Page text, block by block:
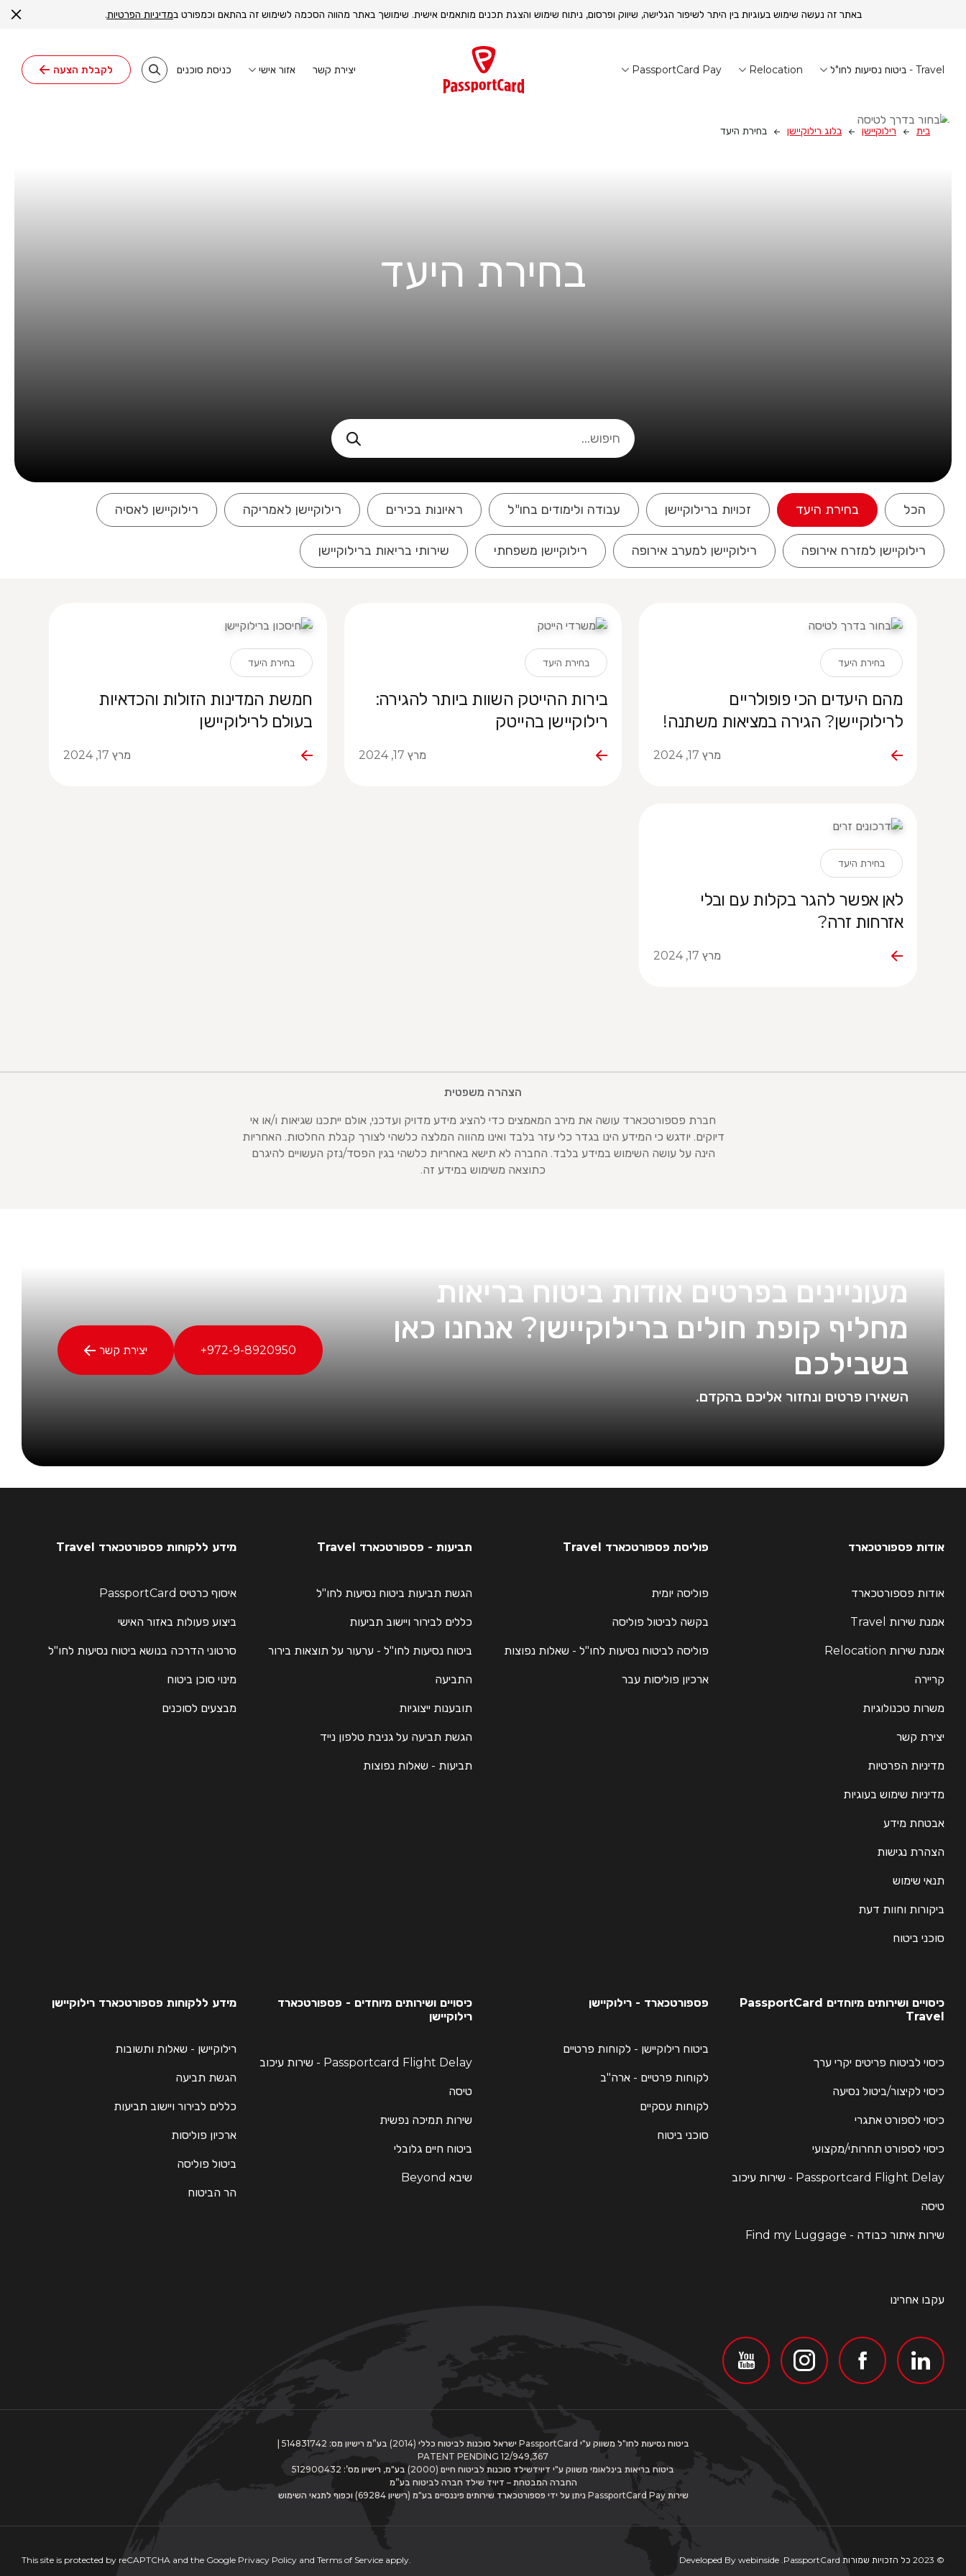
באתר זה נעשה שימוש בעוגיות בין היתר לשיפור הגלישה, שיווק ופרסום, ניתוח שימוש והצגת תכנים מותאמים אישית. שימושך באתר מהווה הסכמה לשימוש זה בהתאם וכמפורט במדיניות הפרטיות.
Travel - ביטוח נסיעות לחו"ל Relocation
PassportCard Pay יצירת קשר אזור אישי כניסת סוכנים לקבלת הצעה
בית רילוקיישן בלוג רילוקיישן בחירת היעד
בחירת היעד
הכל בחירת היעד זכויות ברילוקיישן עבודה ולימודים בחו"ל ראיונות בכירים רילוקיישן לאמריקה רילוקיישן לאסיה
רילוקיישן למזרח אירופה רילוקיישן למערב אירופה רילוקיישן משפחתי שירותי בריאות ברילוקיישן
בחירת היעד
מהם היעדים הכי פופולריים
לרילוקיישן? הגירה במציאות משתנה!
מרץ 17, 2024
בחירת היעד
בירות ההייטק השוות ביותר להגירה:
רילוקיישן בהייטק
מרץ 17, 2024
בחירת היעד
חמשת המדינות הזולות והכדאיות
בעולם לרילוקיישן
מרץ 17, 2024
בחירת היעד
לאן אפשר להגר בקלות עם ובלי
אזרחות זרה?
מרץ 17, 2024
הצהרה משפטית
חברת פספורטכארד עושה את מירב המאמצים כדי להציג מידע מדויק ועדכני, אולם ייתכנו שגיאות ו/או אי
דיוקים. יודגש כי המידע הינו בגדר כלי עזר בלבד ואינו מהווה המלצה כלשהי לצורך קבלת החלטות. האחריות
הינה על עושה השימוש במידע בלבד. החברה לא תישא באחריות כלשהי בגין הפסד/נזק העשויים להיגרם
כתוצאה משימוש במידע זה.
מעוניינים בפרטים אודות ביטוח בריאות
מחליף קופת חולים ברילוקיישן? אנחנו כאן
בשבילכם
השאירו פרטים ונחזור אליכם בהקדם.
972-9-8920950+ יצירת קשר
אודות פספורטכארד
אודות פספורטכארד
אמנת שירות Travel
אמנת שירות Relocation
קריירה
משרות טכנולוגיות
יצירת קשר
מדיניות הפרטיות
מדיניות שימוש בעוגיות
אבטחת מידע
הצהרת נגישות
תנאי שימוש
ביקורות וחוות דעת
סוכני ביטוח
פוליסת פספורטכארד Travel
פוליסה יומית
בקשה לביטול פוליסה
פוליסה לביטוח נסיעות לחו"ל - שאלות נפוצות
ארכיון פוליסות עבר
תביעות - פספורטכארד Travel
הגשת תביעות ביטוח נסיעות לחו"ל
כללים לבירור ויישוב תביעות
ביטוח נסיעות לחו"ל - ערעור על תוצאות בירור
התביעה
תובענות ייצוגיות
הגשת תביעה על גניבת טלפון נייד
תביעות - שאלות נפוצות
מידע ללקוחות פספורטכארד Travel
איסוף כרטיס PassportCard
ביצוע פעולות באזור האישי
סרטוני הדרכה בנושא ביטוח נסיעות לחו"ל
מינוי סוכן ביטוח
מבצעים לסוכנים
כיסויים ושירותים מיוחדים PassportCard
Travel
כיסוי לביטוח פריטים יקרי ערך
כיסוי לקיצור/ביטול נסיעה
כיסוי לספורט אתגרי
כיסוי לספורט תחרותי/מקצועי
Passportcard Flight Delay - שירות עיכוב
טיסה
שירות איתור כבודה - Find my Luggage
פספורטכארד - רילוקיישן
ביטוח רילוקיישן - לקוחות פרטיים
לקוחות פרטיים - ארה"ב
לקוחות עסקיים
סוכני ביטוח
כיסויים ושירותים מיוחדים - פספורטכארד
רילוקיישן
Passportcard Flight Delay - שירות עיכוב
טיסה
שירות תמיכה נפשית
ביטוח חיים גלובלי
שיבא Beyond
מידע ללקוחות פספורטכארד רילוקיישן
רילוקיישן - שאלות ותשובות
הגשת תביעה
כללים לבירור ויישוב תביעות
ארכיון פוליסות
ביטול פוליסה
הר הביטוח
עקבו אחרינו
ביטוח נסיעות לחו"ל משווק ע"י PassportCard ישראל סוכנות לביטוח כללי (2014) בע”מ רישיון מס: 514831742 |
PATENT PENDING 12/949,367
ביטוח בריאות בינלאומי משווק ע"י דיוידשילד סוכנות לביטוח חיים (2000) בע"מ, רישיון מס’: 512900432
החברה המבטחת – דיויד שילד חברה לביטוח בע”מ
שירות PassportCard Pay ניתן על ידי פספורטכארד שירותים פיננסיים בע"מ (רישיון 69284) וכפוף לתנאי השימוש
© 2023 כל הזכויות שמורות PassportCard
.
Developed By webinside
This site is protected by reCAPTCHA and the Google Privacy Policy and Terms of Service apply.